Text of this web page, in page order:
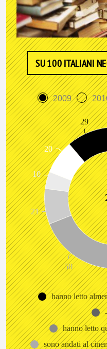
SU 100 ITALIANI
2009
hanno letto
hanno letto
sono andati al
50
21
10
20
29